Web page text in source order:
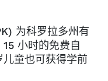
为科罗拉多州有
小时的免费自
童也可获得学前